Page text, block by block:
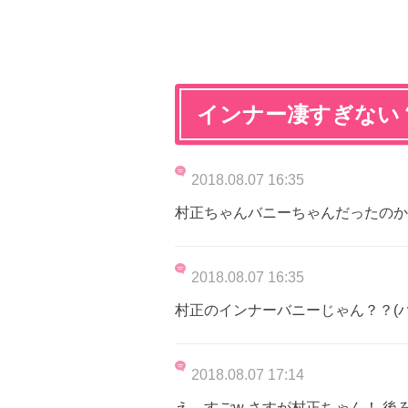
インナー凄すぎない
2018.08.07 16:35
村正ちゃんバニーちゃんだったのか
2018.08.07 16:35
村正のインナーバニーじゃん？？(
2018.08.07 17:14